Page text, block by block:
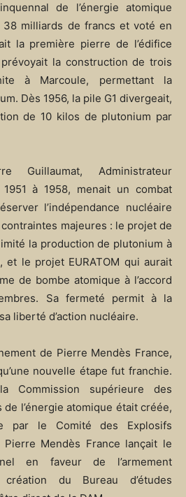
de l’énergie atomique
38 milliards de francs et voté en
la première pierre de l’édifice
la construction de trois
à Marcoule, permettant la
Dès 1956, la pile G1 divergeait,
de 10 kilos de plutonium par
Guillaumat, Administrateur
à 1958, menait un combat
l’indépendance nucléaire
majeures : le projet de
la production de plutonium à
et le projet EURATOM qui aurait
de bombe atomique à l’accord
Sa fermeté permit à la
liberté d’action nucléaire.​
de Pierre Mendès France,
nouvelle étape fut franchie.
Commission supérieure des
l’énergie atomique était créée,
par le Comité des Explosifs
Pierre Mendès France lançait le
en faveur de l’armement
du Bureau d’études